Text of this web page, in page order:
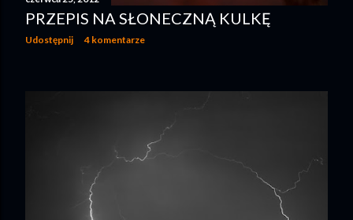
PRZEPIS NA SŁONECZNĄ KULKĘ
Udostępnij 4 komentarze